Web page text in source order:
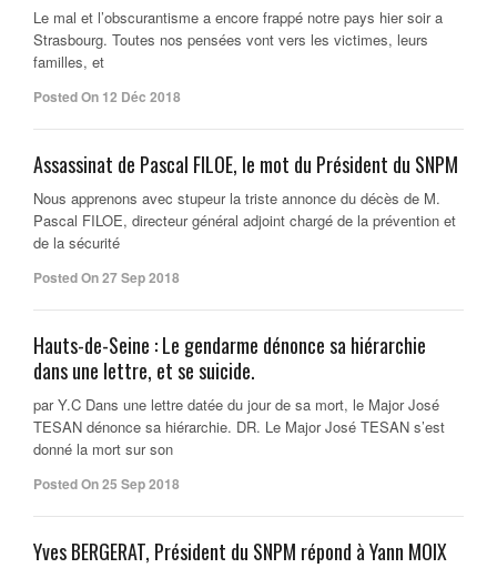
Le mal et l’obscurantisme a encore frappé notre pays hier soir a
Strasbourg. Toutes nos pensées vont vers les victimes, leurs
familles, et
Posted On 12 Déc 2018
Assassinat de Pascal FILOE, le mot du Président du SNPM
Nous apprenons avec stupeur la triste annonce du décès de M.
Pascal FILOE, directeur général adjoint chargé de la prévention et
de la sécurité
Posted On 27 Sep 2018
Hauts-de-Seine : Le gendarme dénonce sa hiérarchie
dans une lettre, et se suicide.
par Y.C Dans une lettre datée du jour de sa mort, le Major José
TESAN dénonce sa hiérarchie. DR. Le Major José TESAN s’est
donné la mort sur son
Posted On 25 Sep 2018
Yves BERGERAT, Président du SNPM répond à Yann MOIX